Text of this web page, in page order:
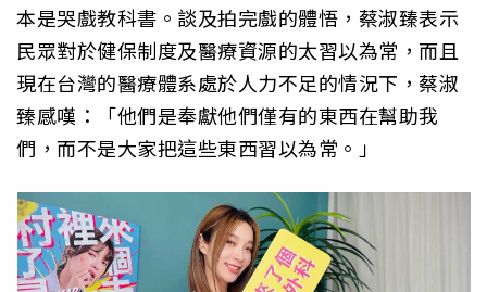
本是哭戲教科書。談及拍完戲的體悟，蔡淑臻表示
民眾對於健保制度及醫療資源的太習以為常，而且
現在台灣的醫療體系處於人力不足的情況下，蔡淑
臻感嘆：「他們是奉獻他們僅有的東西在幫助我
們，而不是大家把這些東西習以為常。」